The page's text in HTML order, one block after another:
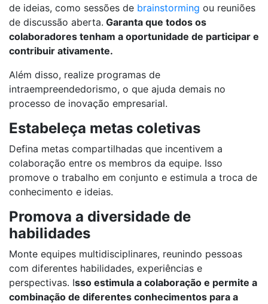
de ideias, como sessões de brainstorming ou reuniões
de discussão aberta. Garanta que todos os
colaboradores tenham a oportunidade de participar e
contribuir ativamente.
Além disso, realize programas de
intraempreendedorismo, o que ajuda demais no
processo de inovação empresarial.
Estabeleça metas coletivas
Defina metas compartilhadas que incentivem a
colaboração entre os membros da equipe. Isso
promove o trabalho em conjunto e estimula a troca de
conhecimento e ideias.
Promova a diversidade de
habilidades
Monte equipes multidisciplinares, reunindo pessoas
com diferentes habilidades, experiências e
perspectivas. Isso estimula a colaboração e permite a
combinação de diferentes conhecimentos para a